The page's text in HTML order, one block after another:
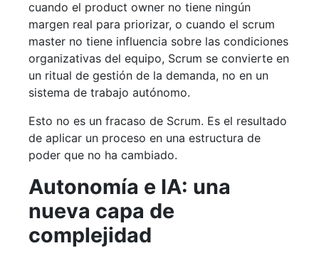
cuando el product owner no tiene ningún
margen real para priorizar, o cuando el scrum
master no tiene influencia sobre las condiciones
organizativas del equipo, Scrum se convierte en
un ritual de gestión de la demanda, no en un
sistema de trabajo autónomo.
Esto no es un fracaso de Scrum. Es el resultado
de aplicar un proceso en una estructura de
poder que no ha cambiado.
Autonomía e IA: una
nueva capa de
complejidad